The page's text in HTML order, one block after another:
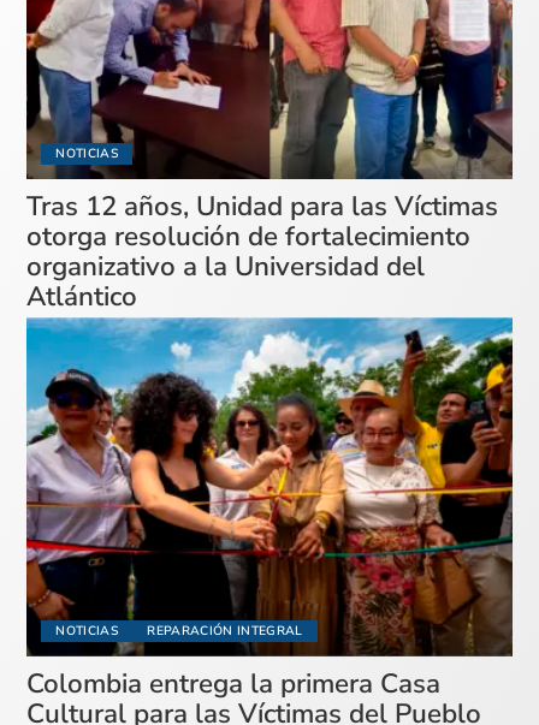
NOTICIAS
Tras 12 años, Unidad para las Víctimas
otorga resolución de fortalecimiento
organizativo a la Universidad del
Atlántico
NOTICIAS REPARACIÓN INTEGRAL
Colombia entrega la primera Casa
Cultural para las Víctimas del Pueblo